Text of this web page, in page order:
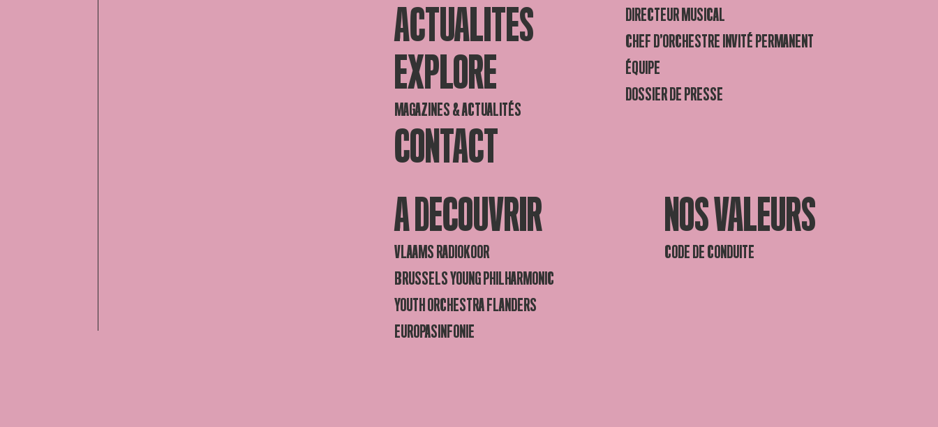
ACTUALITES
EXPLORE
MAGAZINES & ACTUALITÉS
CONTACT
DIRECTEUR MUSICAL
CHEF D’ORCHESTRE INVITÉ PERMANENT
ÉQUIPE
DOSSIER DE PRESSE
A DECOUVRIR
VLAAMS RADIOKOOR
BRUSSELS YOUNG PHILHARMONIC
YOUTH ORCHESTRA FLANDERS
EUROPASINFONIE
NOS VALEURS
CODE DE CONDUITE